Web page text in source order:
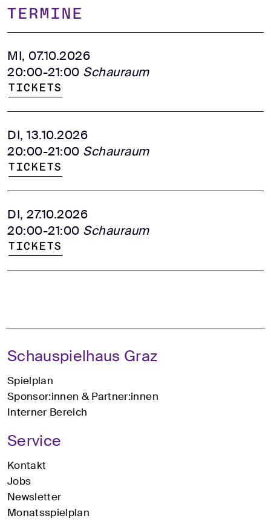
TERMINE
MI, 07.10.2026
20:00-21:00 Schauraum
Tickets
DI, 13.10.2026
20:00-21:00 Schauraum
Tickets
DI, 27.10.2026
20:00-21:00 Schauraum
Tickets
Schauspielhaus Graz
Spielplan
Sponsor:innen & Partner:innen
Interner Bereich
Service
Kontakt
Jobs
Newsletter
Monatsspielplan